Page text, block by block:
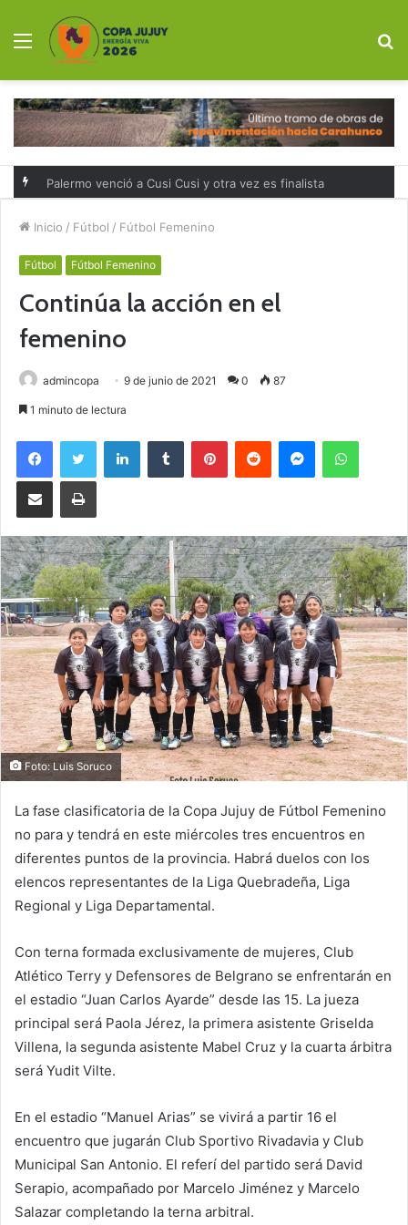
Menú
Palermo venció a Cusi Cusi y otra vez es finalista
Inicio / Fútbol / Fútbol Femenino
Fútbol Fútbol Femenino
Continúa la acción en el
femenino
admincopa 9 de junio de 2021 0 87
1 minuto de lectura
FacebookTwitter LinkedInTumblr PinterestReddit Messenger
Compartir por correo electrónicoImprimir
Foto: Luis Soruco
La fase clasificatoria de la Copa Jujuy de Fútbol Femenino
no para y tendrá en este miércoles tres encuentros en
diferentes puntos de la provincia. Habrá duelos con los
elencos representantes de la Liga Quebradeña, Liga
Regional y Liga Departamental.
Con terna formada exclusivamente de mujeres, Club
Atlético Terry y Defensores de Belgrano se enfrentarán en
el estadio “Juan Carlos Ayarde” desde las 15. La jueza
principal será Paola Jérez, la primera asistente Griselda
Villena, la segunda asistente Mabel Cruz y la cuarta árbitra
será Yudit Vilte.
En el estadio “Manuel Arias” se vivirá a partir 16 el
encuentro que jugarán Club Sportivo Rivadavia y Club
Municipal San Antonio. El referí del partido será David
Serapio, acompañado por Marcelo Jiménez y Marcelo
Salazar completando la terna arbitral.